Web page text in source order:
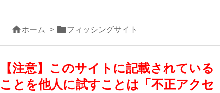

ホーム > フィッシングサイト
【注意】このサイトに記載されている
ことを他人に試すことは「不正アクセ